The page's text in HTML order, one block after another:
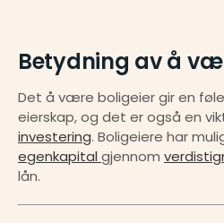
Betydning av å
Det å være boligeier gir en
investering
egenkapital gjennom
lån.